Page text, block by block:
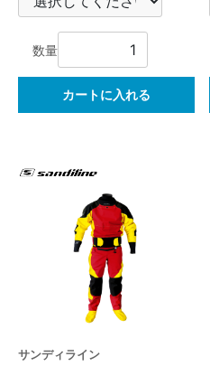
数量
カートに入れる
サンディライン